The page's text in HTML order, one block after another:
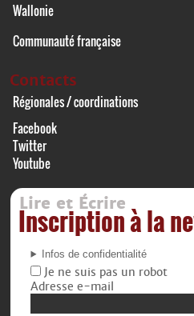
Wallonie
Communauté française
Contacts
Régionales / coordinations
Facebook
Twitter
Youtube
Lire et Écrire
Inscription à la
Infos de confidentialité
Je ne suis pas un robot
Adresse e-mail